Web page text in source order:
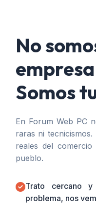
No
Somos
En Forum Web PC
raras ni tecnicismos.
reales del
pueblo.
Trato cercano
problema, nos